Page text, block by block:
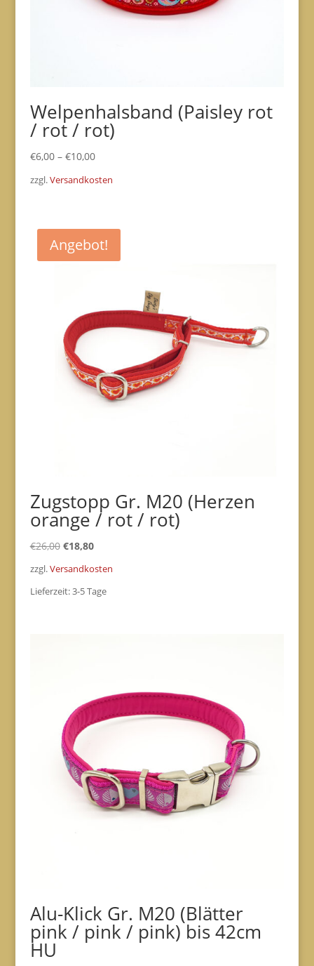
Welpenhalsband (Paisley rot
/ rot / rot)
€6,00– €10,00
zzgl.Versandkosten
Angebot!
Zugstopp Gr. M20 (Herzen
orange / rot / rot)
€26,00 Ursprünglicher
€26,00
€18,80Aktueller
€18,80.
zzgl.Versandkosten
Lieferzeit:3-5 Tage
Alu-Klick Gr. M20 (Blätter
pink / pink / pink) bis 42cm
HU